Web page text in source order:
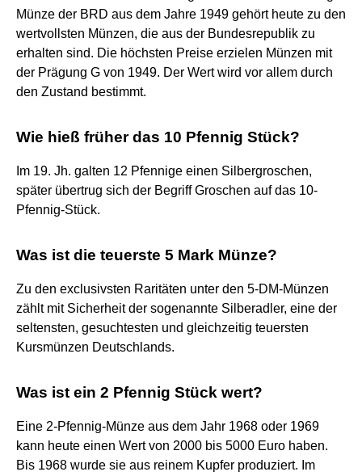
Münze der BRD aus dem Jahre 1949 gehört heute zu den
wertvollsten Münzen, die aus der Bundesrepublik zu
erhalten sind. Die höchsten Preise erzielen Münzen mit
der Prägung G von 1949. Der Wert wird vor allem durch
den Zustand bestimmt.
Wie hieß früher das 10 Pfennig Stück?
Im 19. Jh. galten 12 Pfennige einen Silbergroschen,
später übertrug sich der Begriff Groschen auf das 10-
Pfennig-Stück.
Was ist die teuerste 5 Mark Münze?
Zu den exclusivsten Raritäten unter den 5-DM-Münzen
zählt mit Sicherheit der sogenannte Silberadler, eine der
seltensten, gesuchtesten und gleichzeitig teuersten
Kursmünzen Deutschlands.
Was ist ein 2 Pfennig Stück wert?
Eine 2-Pfennig-Münze aus dem Jahr 1968 oder 1969
kann heute einen Wert von 2000 bis 5000 Euro haben.
Bis 1968 wurde sie aus reinem Kupfer produziert. Im